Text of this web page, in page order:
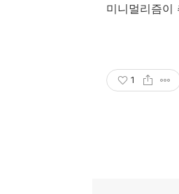
미니멀리즘이
1